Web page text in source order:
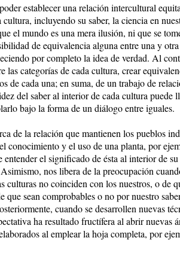
establecer una relación intercultural
incluyendo su saber, la ciencia en
el mundo es una mera ilusión, ni que se
de equivalencia alguna entre una y
por completo la idea de verdad. Al
las categorías de cada cultura, crear
de cada una; en suma, de un trabajo de
del saber al interior de cada cultura puede
bajo la forma de un diálogo entre iguales.
de la relación que mantienen los pueblos
conocimiento y el uso de una planta, por
el significado de ésta al interior de
nos libera de la preocupación
culturas no coinciden con los nuestros, o de
que sean comprobables o no por nuestro
cuando se desarrollen nuevas
ha resultado fructífera al abrir nuevas
al emplear la hoja completa, por